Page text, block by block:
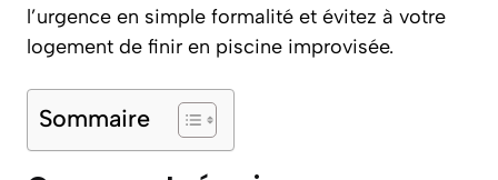
l’urgence en simple formalité et évitez à votre
logement de finir en piscine improvisée.
Sommaire